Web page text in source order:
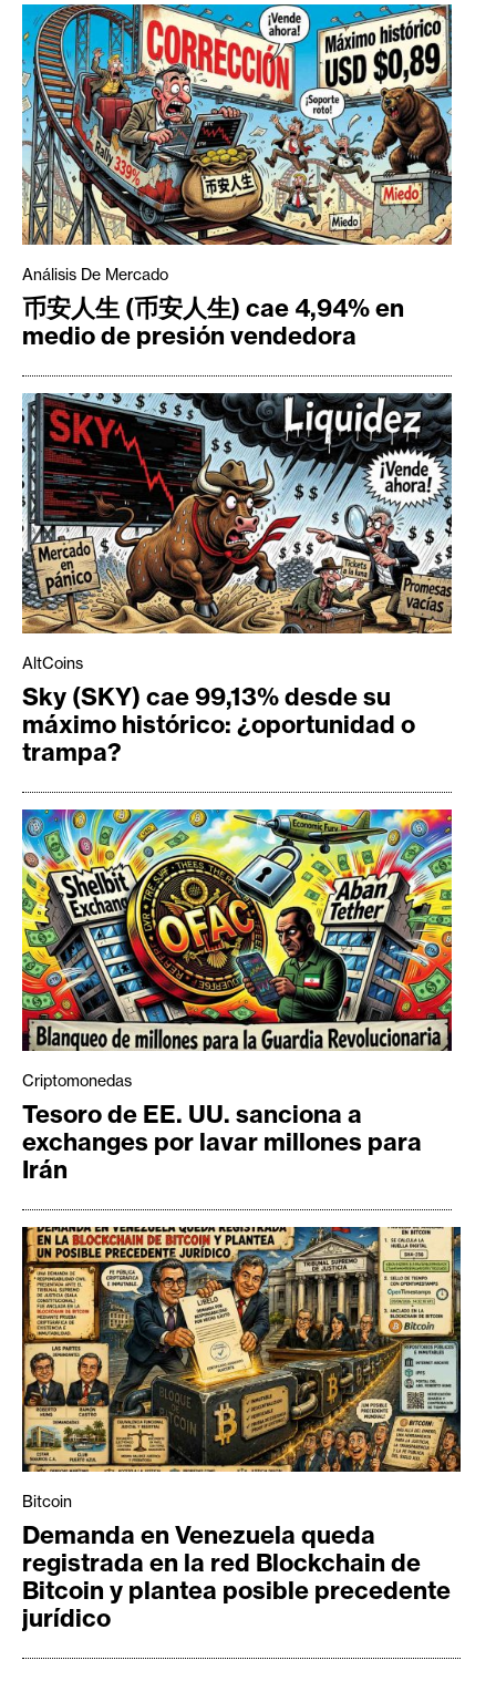
Análisis De Mercado
币安人生 (币安人生) cae 4,94% en
medio de presión vendedora
AltCoins
Sky (SKY) cae 99,13% desde su
máximo histórico: ¿oportunidad o
trampa?
Criptomonedas
Tesoro de EE. UU. sanciona a
exchanges por lavar millones para
Irán
Bitcoin
Demanda en Venezuela queda
registrada en la red Blockchain de
Bitcoin y plantea posible precedente
jurídico